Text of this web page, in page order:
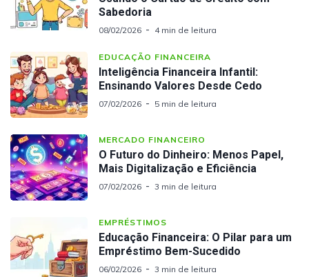
Sabedoria
08/02/2026 4 min de leitura
EDUCAÇÃO FINANCEIRA
Inteligência Financeira Infantil:
Ensinando Valores Desde Cedo
07/02/2026 5 min de leitura
MERCADO FINANCEIRO
O Futuro do Dinheiro: Menos Papel,
Mais Digitalização e Eficiência
07/02/2026 3 min de leitura
EMPRÉSTIMOS
Educação Financeira: O Pilar para um
Empréstimo Bem-Sucedido
06/02/2026 3 min de leitura